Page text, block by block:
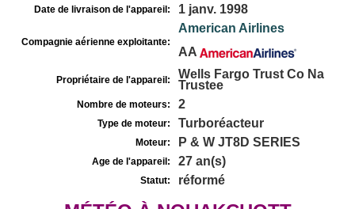
Date de livraison de l'appareil: 1 janv. 1998
Compagnie aérienne exploitante:
American Airlines
AA
Propriétaire de l'appareil:
Wells Fargo Trust Co Na
Trustee
Nombre de moteurs: 2
Type de moteur: Turboréacteur
Moteur: P & W JT8D SERIES
Age de l'appareil: 27 an(s)
Statut: réformé